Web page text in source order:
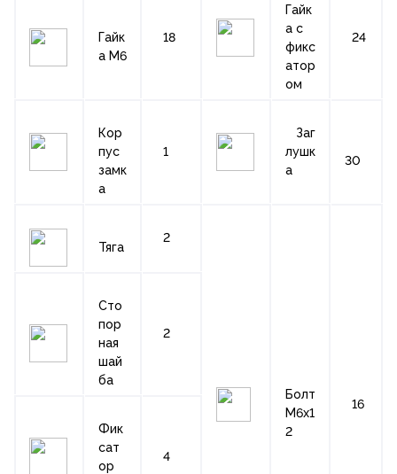
Гайк
а М6
18
Гайк
а с
фикс
атор
ом
24
Кор
пус
замк
а
1
Заг
лушк
а
30
Тяга
2
Болт
М6х1
2
16
Сто
пор
ная
шай
ба
2
Фик
сат
ор
4